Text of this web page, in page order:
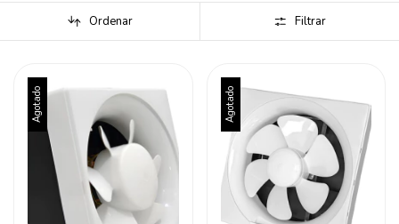
Ordenar Filtrar
Agotado Agotado